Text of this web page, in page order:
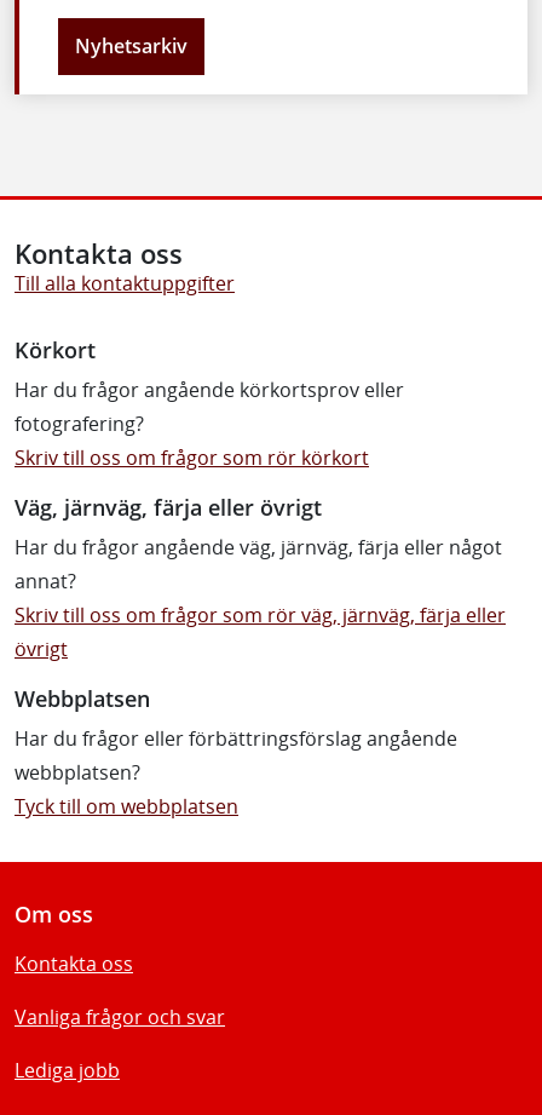
Nyhetsarkiv
Kontakta oss
Till alla kontaktuppgifter
Körkort
Har du frågor angående körkortsprov eller
fotografering?
Skriv till oss om frågor som rör körkort
Väg, järnväg, färja eller övrigt
Har du frågor angående väg, järnväg, färja eller något
annat?
Skriv till oss om frågor som rör väg, järnväg, färja eller
övrigt
Webbplatsen
Har du frågor eller förbättringsförslag angående
webbplatsen?
Tyck till om webbplatsen
Om oss
Kontakta oss
Vanliga frågor och svar
Lediga jobb